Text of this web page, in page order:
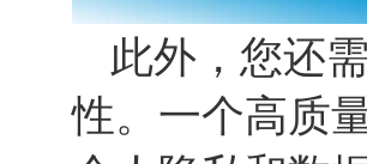
此外，您还
性。一个高质